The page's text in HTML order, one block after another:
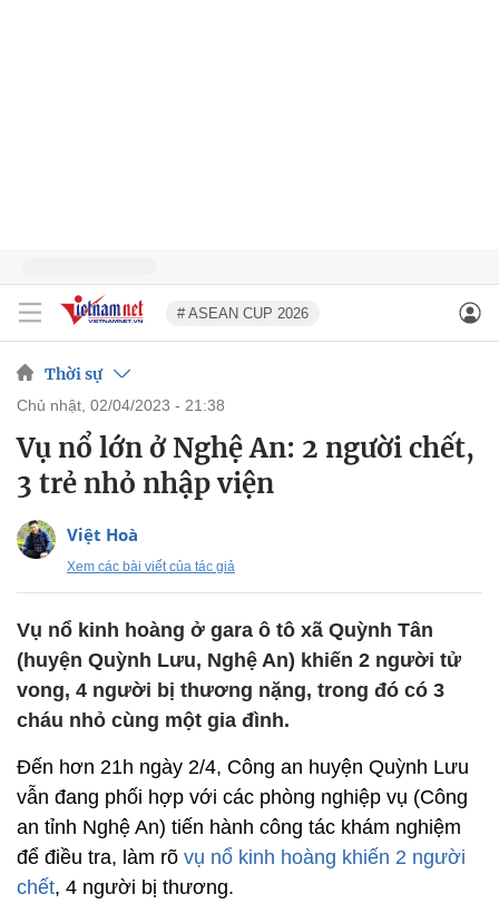
# ASEAN CUP 2026
Thời sự
chủ nhật, 02/04/2023 - 21:38
Vụ nổ lớn ở Nghệ An: 2 người chết,
3 trẻ nhỏ nhập viện
Việt Hoà
Xem các bài viết của tác giả
Vụ nổ kinh hoàng ở gara ô tô xã Quỳnh Tân
(huyện Quỳnh Lưu, Nghệ An) khiến 2 người tử
vong, 4 người bị thương nặng, trong đó có 3
cháu nhỏ cùng một gia đình.
Đến hơn 21h ngày 2/4, Công an huyện Quỳnh Lưu
vẫn đang phối hợp với các phòng nghiệp vụ (Công
an tỉnh Nghệ An) tiến hành công tác khám nghiệm
để điều tra, làm rõ vụ nổ kinh hoàng khiến 2 người
chết, 4 người bị thương.